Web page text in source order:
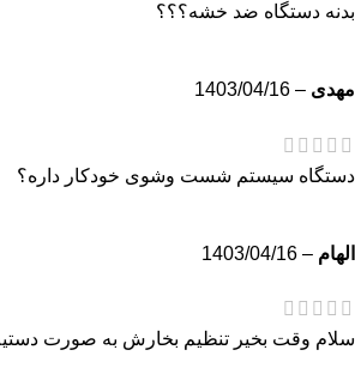
بدنه دستگاه ضد خشه؟؟؟
مهدی –
1403/04/16
دستگاه سیستم شست وشوی خودکار داره؟
الهام –
1403/04/16
سلام وقت بخیر تنظیم بخارش به صورت دستیه